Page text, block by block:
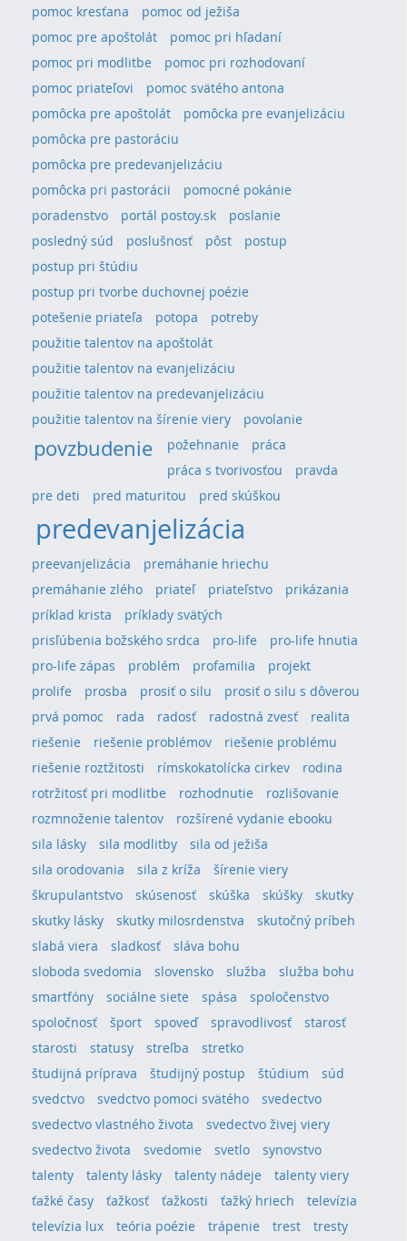
pomoc kresťana
pomoc od ježiša
pomoc pre apoštolát
pomoc pri hľadaní
pomoc pri modlitbe
pomoc pri rozhodovaní
pomoc priateľovi
pomoc svätého antona
pomôcka pre apoštolát
pomôcka pre evanjelizáciu
pomôcka pre pastoráciu
pomôcka pre predevanjelizáciu
pomôcka pri pastorácii
pomocné pokánie
poradenstvo
portál postoy.sk
poslanie
posledný súd
poslušnosť pôst
postup
postup pri štúdiu
postup pri tvorbe duchovnej poézie
potešenie priateľa
potopa
potreby
použitie talentov na apoštolát
použitie talentov na evanjelizáciu
použitie talentov na predevanjelizáciu
použitie talentov na šírenie viery
povolanie
povzbudenie požehnanie
práca
práca s tvorivosťou
pravda
pre deti
pred maturitou pred skúškou
predevanjelizácia
preevanjelizácia
premáhanie hriechu
premáhanie zlého
priateľ priateľstvo
prikázania
príklad krista
príklady svätých
prisľúbenia božského srdca
pro-life
pro-life hnutia
pro-life zápas
problém profamilia
projekt
prolife
prosba prosiť o silu
prosiť o silu s dôverou
prvá pomoc
rada radosť radostná zvesť
realita
riešenie
riešenie problémov
riešenie problému
riešenie roztžitosti
rímskokatolícka cirkev
rodina
rotržitosť pri modlitbe
rozhodnutie
rozlišovanie
rozmnoženie talentov
rozšírené vydanie ebooku
sila lásky
sila modlitby
sila od ježiša
sila orodovania
sila z kríža
šírenie viery
škrupulantstvo
skúsenosť skúška skúšky
skutky
skutky lásky
skutky milosrdenstva
skutočný príbeh
slabá viera
sladkosť
sláva bohu
sloboda svedomia
slovensko služba
služba bohu
smartfóny
sociálne siete spása
spoločenstvo
spoločnosť
šport spoveď spravodlivosť
starosť
starosti
statusy streľba
stretko
študijná príprava
študijný postup štúdium
súd
svedctvo
svedctvo pomoci svätého
svedectvo
svedectvo vlastného života
svedectvo živej viery
svedectvo života
svedomie svetlo
synovstvo
talenty
talenty lásky talenty nádeje
talenty viery
ťažké časy
ťažkosť ťažkosti ťažký hriech
televízia
televízia lux
teória poézie trápenie trest
tresty